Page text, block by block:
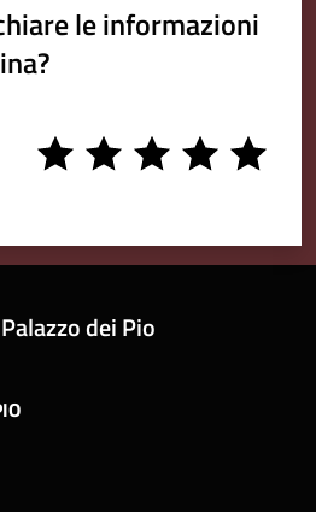
le informazioni
5
stars
4
stars
3
stars
2
stars
1
stars
dei Pio